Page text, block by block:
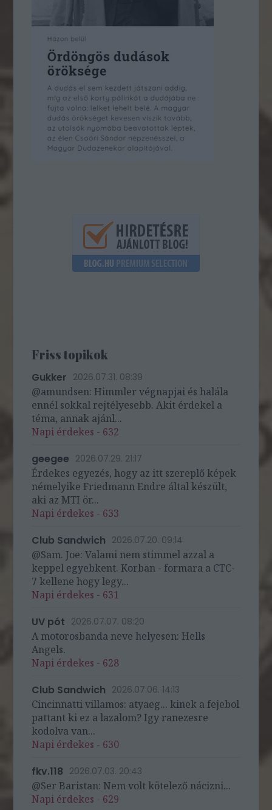
Friss topikok
Gukker 2026.07.31. 08:39
@amundsen: Himmler végnapjai és halála
ennél sokkal rejtélyesebb. Akit érdekel a
téma, annak ajánl...
Napi érdekes - 632
geegee 2026.07.29. 21:17
Érdekes egyezés, hogy az itt szereplő képek
némelyike Friedmann Endre által készült,
aki az MTI ör...
Napi érdekes - 633
Club Sandwich 2026.07.20. 09:14
@Sam. Joe: Valami nem stimmel azzal a
keppel egyebkent. Korban - formara a CTC-
7 kellene hogy legy...
Napi érdekes - 631
UV pót 2026.07.07. 08:20
A motorosbanda neve helyesen: Hells
Angels.
Napi érdekes - 628
Club Sandwich 2026.07.06. 14:13
Cincinnatti villamos: atyaeg... kinek a fejebol
pattant ki ez a lazalom? Igy ranezesre
kodolva van...
Napi érdekes - 630
fkv.118 2026.07.03. 20:43
@Ser Baristan: Nem volt kötelező nácizni...
Napi érdekes - 629